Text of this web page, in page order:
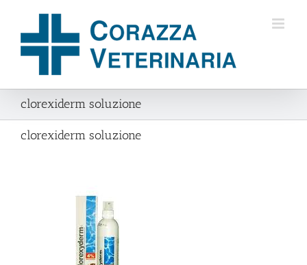
contenuto
clorexiderm soluzione
clorexiderm soluzione